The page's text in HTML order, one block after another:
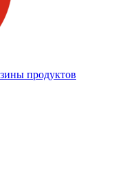
продуктов